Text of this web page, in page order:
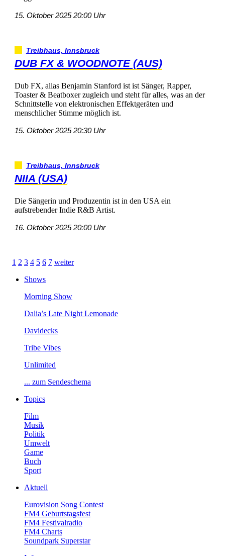
15.Oktober202520:00Uhr
Treibhaus,Innsbruck
DUBFX&WOODNOTE(AUS)
DubFX,aliasBenjaminStanfordististSänger,Rapper,
Toaster&Beatboxerzugleichundstehtfüralles,wasander
SchnittstellevonelektronischenEffektgerätenund
menschlicherStimmemöglichist.
15.Oktober202520:30Uhr
Treibhaus,Innsbruck
NIIA(USA)
DieSängerinundProduzentinistindenUSAein
aufstrebenderIndieR&BArtist.
16.Oktober202520:00Uhr
1 2 3 4 5 6 7 weiter
Shows
MorningShow
Dalia’sLateNightLemonade
Davidecks
TribeVibes
Unlimited
...zumSendeschema
Topics
Film
Musik
Politik
Umwelt
Game
Buch
Sport
Aktuell
EurovisionSongContest
FM4Geburtstagsfest
FM4Festivalradio
FM4Charts
SoundparkSuperstar